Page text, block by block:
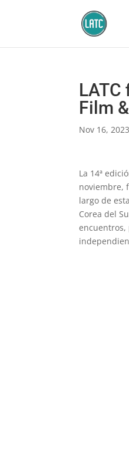
LATC
Film
Nov 16, 2023
La 14ª
noviembre,
largo de
Corea del
encuentros,